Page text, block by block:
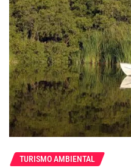
TURISMO AMBIENTAL